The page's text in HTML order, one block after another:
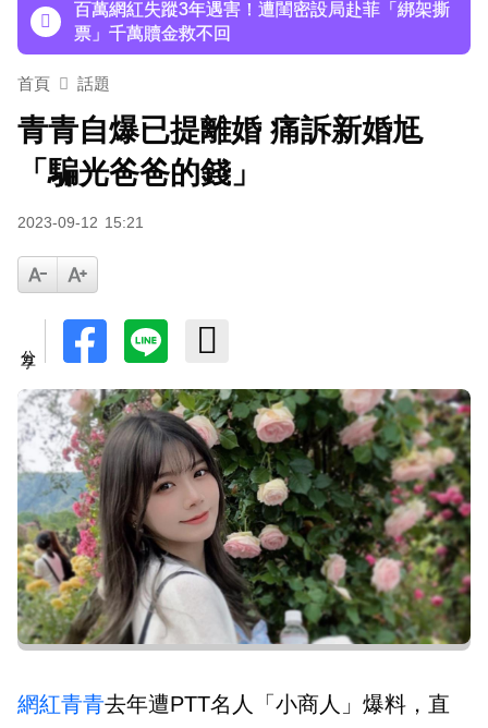
百萬網紅失蹤3年遇害！遭閨密設局赴菲「綁架撕
票」千萬贖金救不回
派助理颱風天護植栽！愛莉莎莎挨轟「命不如植
下載東森App，隨時掌握天下大小事！
年保鮮秘訣曝
首頁 話題
青青自爆已提離婚 痛訴新婚尪
「騙光爸爸的錢」
2023-09-12 15:21
網紅青青去年遭PTT名人「小商人」爆料，直